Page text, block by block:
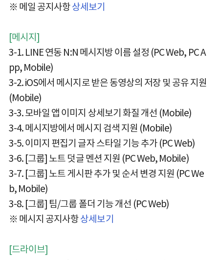
※ 메일 공지사항상세보기
[메시지]
3-1. LINE 연동 N:N 메시지방 이름 설정 (PC Web, PC A
pp, Mobile)
3-2. iOS에서 메시지로 받은 동영상의 저장 및 공유 지원
(Mobile)
3-3. 모바일 앱 이미지 상세보기 화질 개선 (Mobile)
3-4. 메시지방에서 메시지 검색 지원 (Mobile)
3-5. 이미지 편집기 글자 스타일 기능 추가 (PC Web)
3-6. [그룹] 노트 덧글 멘션 지원 (PC Web, Mobile)
3-7. [그룹] 노트 게시판 추가 및 순서 변경 지원 (PC We
b, Mobile)
3-8. [그룹] 팀/그룹 폴더 기능 개선 (PC Web)
※ 메시지 공지사항상세보기
[드라이브]